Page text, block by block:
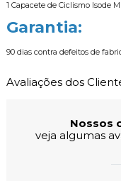
1 Capacete de Ciclismo Isode
Garantia:
90 dias contra defeitos de
Avaliações dos
Nossos
veja algumas